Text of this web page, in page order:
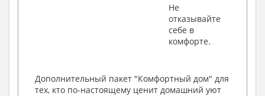
Не
отказывайте
себе в
комфорте.
Дополнительный пакет "Комфортный дом" для
тех, кто по-настоящему ценит домашний уют